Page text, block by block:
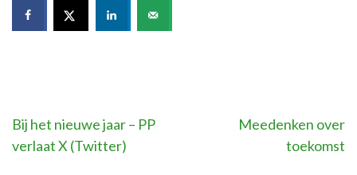
Bericht
navigatie
Bij het nieuwe jaar – PP
verlaat X (Twitter)
Meedenken over
toekomst